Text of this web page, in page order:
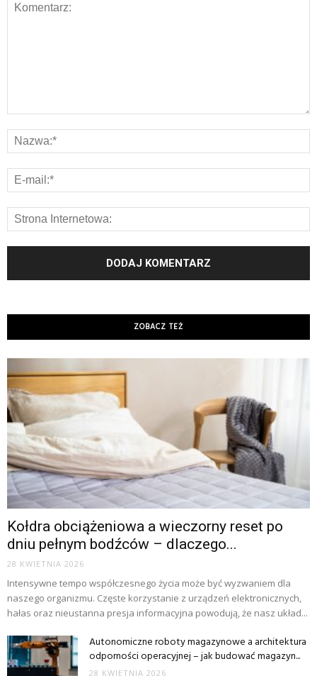
ZOBACZ TEŻ
Kołdra obciążeniowa a wieczorny reset po
dniu pełnym bodźców – dlaczego...
28 KWIETNIA 2026
Intensywne tempo współczesnego życia może być wyzwaniem dla
naszego organizmu. Częste korzystanie z urządzeń elektronicznych,
hałas oraz nieustanna presja informacyjna powodują, że nasz układ...
Autonomiczne roboty magazynowe a architektura
odporności operacyjnej – jak budować magazyn...
28 KWIETNIA 2026